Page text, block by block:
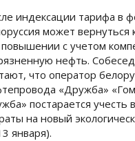
индексации тарифа в
может вернуться
повышении с учетом
нефть.
что оператор
«Дружба»
постарается учесть
на новый
января).